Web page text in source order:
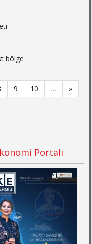
bölge
9 10 …
»
Portalı